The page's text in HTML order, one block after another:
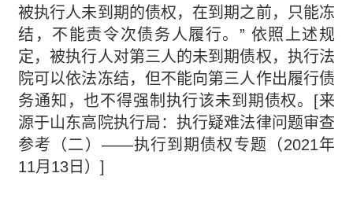
被执行人未到期的债权，在到期之前，只能冻
结，不能责令次债务人履行。” 依照上述规
定，被执行人对第三人的未到期债权，执行法
院可以依法冻结，但不能向第三人作出履行债
务通知，也不得强制执行该未到期债权。[来
源于山东高院执行局：执行疑难法律问题审查
参考（二）——执行到期债权专题（2021年
11月13日）]